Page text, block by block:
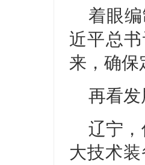
着眼
近平总
来，确保
再看
辽宁
大技术